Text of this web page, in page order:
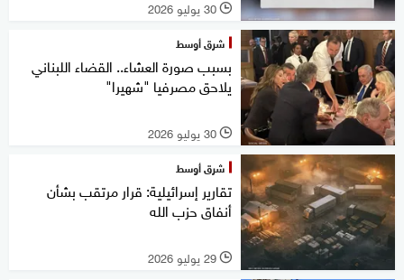
l 30 يوليو 2026
شرق أوسط
بسبب صورة العشاء.. القضاء اللبناني
يلاحق مصرفيا "شهيرا"
l 30 يوليو 2026
شرق أوسط
تقارير إسرائيلية: قرار مرتقب بشأن
أنفاق حزب الله
l 29 يوليو 2026